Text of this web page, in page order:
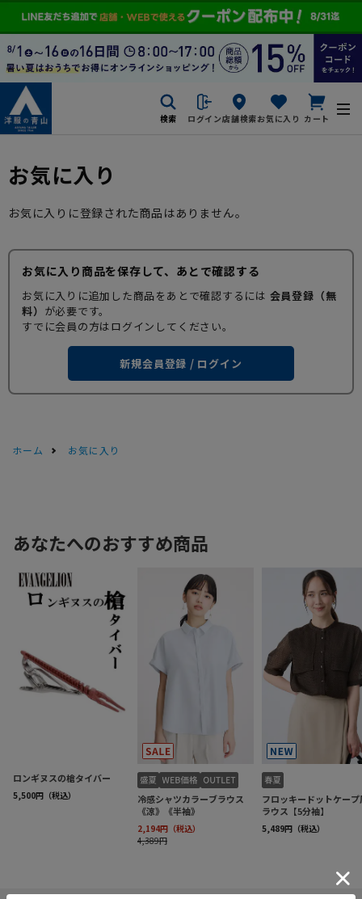
検索 ログイン店舗検索お気に入り カート
お気に入り
お気に入りに登録された商品はありません。
お気に入り商品を保存して、あとで確認する
お気に入りに追加した商品をあとで確認するには 会員登録（無
料） が必要です。
すでに会員の方はログインしてください。
新規会員登録 / ログイン
ホーム お気に入り